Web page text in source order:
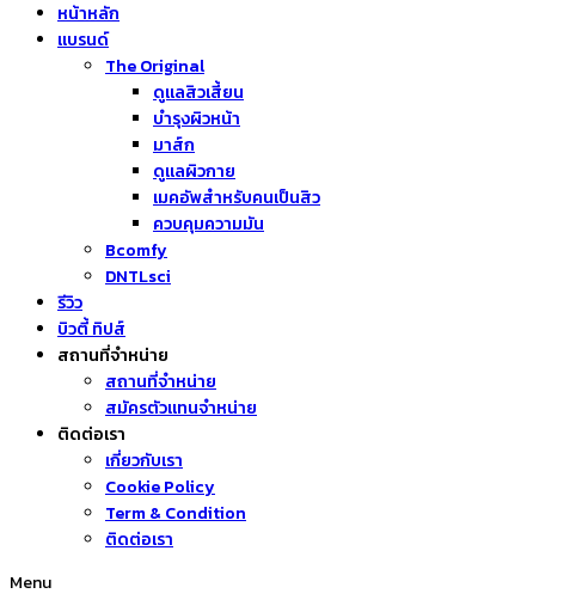
หน้าหลัก
แบรนด์
The Original
ดูแลสิวเสี้ยน
บำรุงผิวหน้า
มาส์ก
ดูแลผิวกาย
เมคอัพสำหรับคนเป็นสิว
ควบคุมความมัน
Bcomfy
DNTLsci
รีวิว
บิวตี้ ทิปส์
สถานที่จำหน่าย
สถานที่จำหน่าย
สมัครตัวแทนจำหน่าย
ติดต่อเรา
เกี่ยวกับเรา
Cookie Policy
Term & Condition
ติดต่อเรา
Menu